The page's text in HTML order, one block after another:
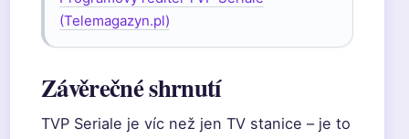
(Telemagazyn.pl)
Závěrečné shrnutí
TVP Seriale je víc než jen TV stanice – je to